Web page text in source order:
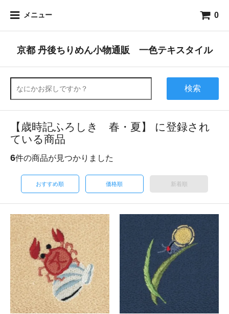
メニュー 0
京都 丹後ちりめん小物通販 一色テキスタイル
検索
【歳時記ふろしき 春・夏】 に登録され
ている商品
6件の商品が見つかりました
おすすめ順 価格順 新着順